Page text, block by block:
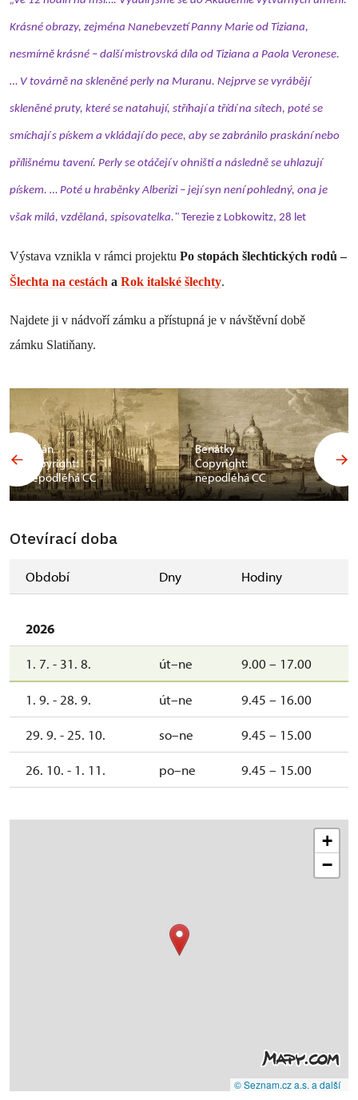
Krásné obrazy, zejména Nanebevzetí Panny Marie od Tiziana,
nesmírně krásné – další mistrovská díla od Tiziana a Paola Veronese.
… V továrně na skleněné perly na Muranu. Nejprve se vyrábějí
skleněné pruty, které se natahují, stříhají a třídí na sítech, poté se
smíchají s pískem a vkládají do pece, aby se zabránilo praskání nebo
přílišnému tavení. Perly se otáčejí v ohništi a následně se uhlazují
pískem. … Poté u hraběnky Alberizi – její syn není pohledný, ona je
však milá, vzdělaná, spisovatelka." Terezie z Lobkowitz, 28 let
Výstava vznikla v rámci projektu Po stopách šlechtických rodů –
Šlechta na cestách a Rok italské šlechty.
Najdete ji v nádvoří zámku a přístupná je v návštěvní době
zámku Slatiňany.
Milán
Copyright:
nepodléhá CC
Benátky
Copyright:
nepodléhá CC
Otevírací doba
Období Dny Hodiny
2026
1. 7. - 31. 8. út–ne 9.00 – 17.00
1. 9. - 28. 9. út–ne 9.45 – 16.00
29. 9. - 25. 10. so–ne 9.45 – 15.00
26. 10. - 1. 11. po–ne 9.45 – 15.00
+
−
© Seznam.cz a.s. a další